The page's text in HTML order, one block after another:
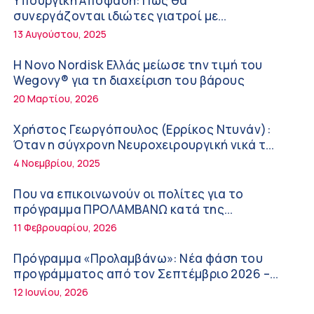
Διακοπές με ασφάλεια
6:20 πμ
Ειρήνη Ζίγκιρη (Ερρίκος Ντυνάν): H θερμική
καταπόνηση στους ηλικιωμένους
εργαζόμενους
6:11 πμ
Σύσκεψη στον ΕΟΦ για την ομαλή λειτουργία
της εφοδιαστικής αλυσίδας των φαρμάκων
στη διάρκεια του καλοκαιριού
12:08 μμ
Μιχάλης Τάτσης, Insurance & Healthcare
Analyst, διευθυντής Επιχειρηματικής
Ανάπτυξης Ομίλου HHG
11:54 πμ
Kavita Patel: Ένα στα πέντε καινοτόμα
φάρμακα φτάνει τελικά στην Ελλάδα
9:21 πμ
Υπάρχει τελικά «δίαιτα θυρεοειδούς»; Τι
συνεργάζονται ιδιώτες γιατροί με
νοσοκομεία του δημοσίου συστήματος
13 Αυγούστου, 2025
Η Novo Nordisk Ελλάς μείωσε την τιμή του
Wegovy® για τη διαχείριση του βάρους
20 Μαρτίου, 2026
Χρήστος Γεωργόπουλος (Ερρίκος Ντυνάν):
Όταν η σύγχρονη Νευροχειρουργική νικά το
φόβο!
4 Νοεμβρίου, 2025
Που να επικοινωνούν οι πολίτες για το
πρόγραμμα ΠΡΟΛΑΜΒΑΝΩ κατά της
παχυσαρκίας
11 Φεβρουαρίου, 2026
Πρόγραμμα «Προλαμβάνω»: Νέα φάση του
προγράμματος από τον Σεπτέμβριο 2026 –
Δωρεάν προληπτικές εξετάσεις έως το 2030
12 Ιουνίου, 2026